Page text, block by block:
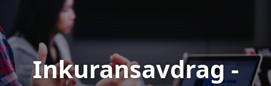
Inkuransavdrag -